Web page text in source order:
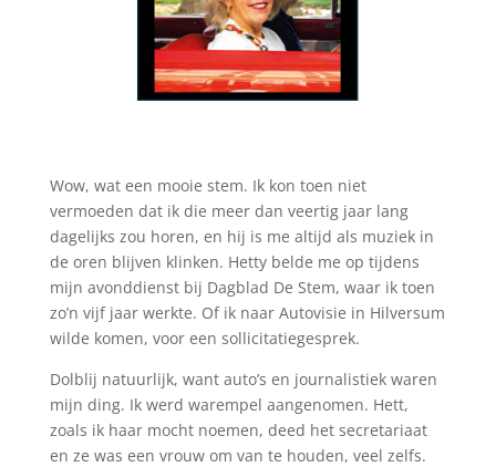
Wow, wat een mooie stem. Ik kon toen niet
vermoeden dat ik die meer dan veertig jaar lang
dagelijks zou horen, en hij is me altijd als muziek in
de oren blijven klinken. Hetty belde me op tijdens
mijn avonddienst bij Dagblad De Stem, waar ik toen
zo’n vijf jaar werkte. Of ik naar Autovisie in Hilversum
wilde komen, voor een sollicitatiegesprek.
Dolblij natuurlijk, want auto’s en journalistiek waren
mijn ding. Ik werd warempel aangenomen. Hett,
zoals ik haar mocht noemen, deed het secretariaat
en ze was een vrouw om van te houden, veel zelfs.